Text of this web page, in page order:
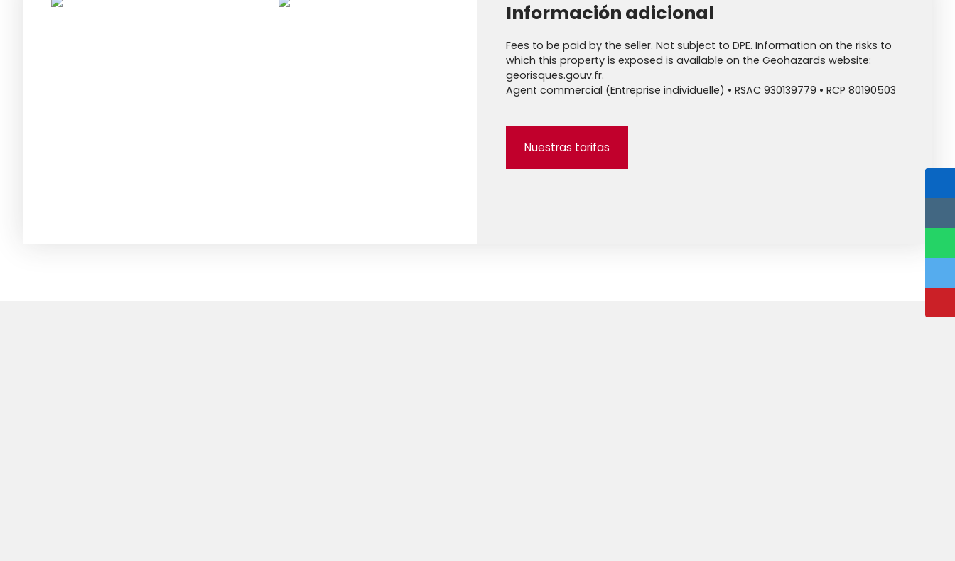
Información adicional
Fees to be paid by the seller. Not subject to DPE. Information on the risks to
which this property is exposed is available on the Geohazards website:
georisques.gouv.fr.
Agent commercial (Entreprise individuelle) • RSAC 930139779 • RCP 80190503
Nuestras tarifas